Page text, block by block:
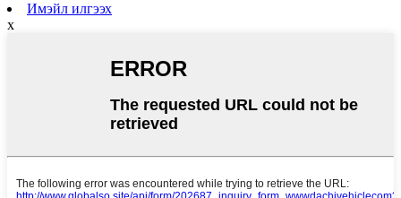
Имэйл илгээх
x